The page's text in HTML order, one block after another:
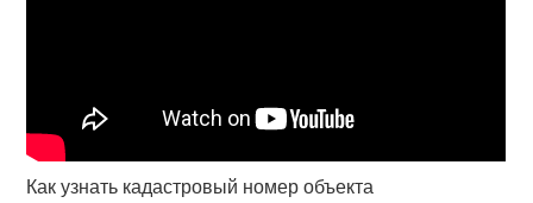
Как узнать кадастровый номер объекта